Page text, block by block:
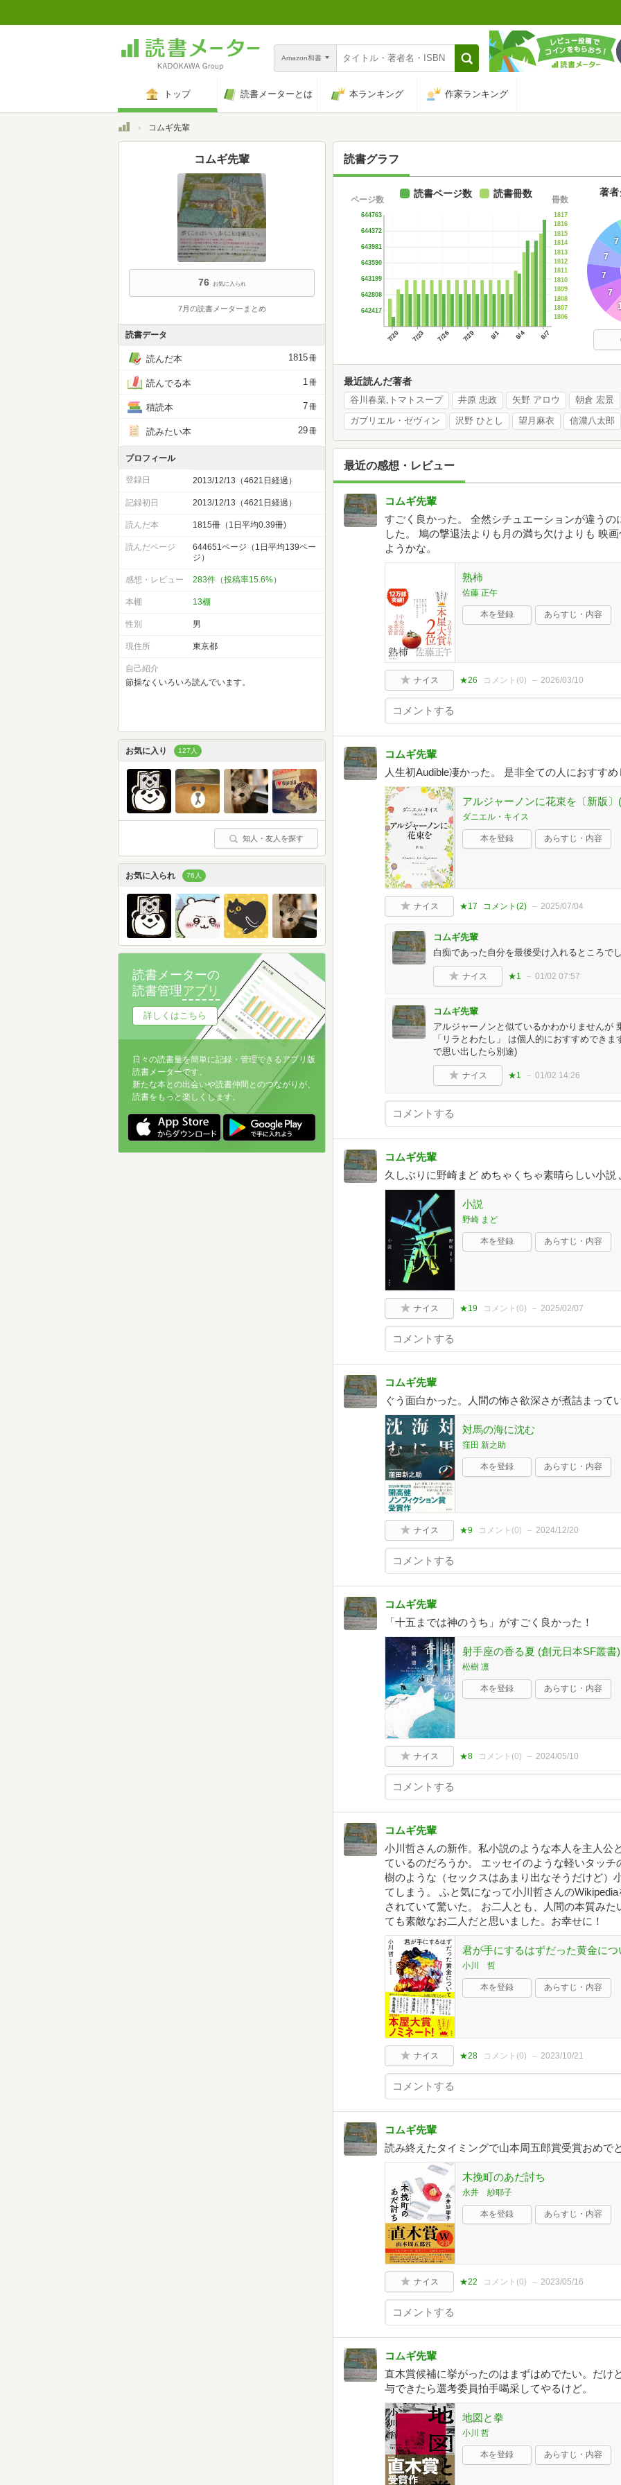
Amazon和書
トップ 読書メーターとは 本ランキング 作家ランキング
トップコムギ先輩
読書グラフ
7/20 7/23 7/26 7/29 8/1 8/4 8/7
642417
642808
643199
643590
643981
644372
644763
ページ数
1806
1807
1808
1809
1810
1811
1812
1813
1814
1815
1816
1817
冊数
読書ページ数 読書冊数
7
7
7
7
著者
最近読んだ著者
谷川春菜,トマトスープ 井原 忠政 矢野 アロウ 朝倉 宏景
ガブリエル・ゼヴィン 沢野 ひとし 望月麻衣 信濃八太郎
最近の感想・レビュー
コムギ先輩
すごく良かった。 全然シチュエーションが違う
した。 鳩の撃退法よりも月の満ち欠けよりも 映
ようかな。
熟柿
佐藤 正午
本を登録 あらすじ・内容
ナイス ★26 コメント(0) 2026/03/10
コムギ先輩
人生初Audible凄かった。 是非全ての人におすす
アルジャーノンに花束を〔新版
ダニエル・キイス
本を登録 あらすじ・内容
ナイス ★17 コメント(2) 2025/07/04
コムギ先輩
白痴であった自分を最後受け入れるところで
ナイス ★1 01/02 07:57
コムギ先輩
アルジャーノンと似ているかわかりませんが
「リラとわたし」 は個人的におすすめでき
で思い出したら別途)
ナイス ★1 01/02 14:26
コムギ先輩
久しぶりに野崎まど めちゃくちゃ素晴らしい小説
小説
野崎 まど
本を登録 あらすじ・内容
ナイス ★19 コメント(0) 2025/02/07
コムギ先輩
ぐう面白かった。人間の怖さ欲深さが煮詰まって
対馬の海に沈む
窪田 新之助
本を登録 あらすじ・内容
ナイス ★9 コメント(0) 2024/12/20
コムギ先輩
「十五までは神のうち」がすごく良かった！
射手座の香る夏 (創元日本SF叢書)
松樹 凛
本を登録 あらすじ・内容
ナイス ★8 コメント(0) 2024/05/10
コムギ先輩
小川哲さんの新作。私小説のような本人を主人公
ているのだろうか。 エッセイのような軽いタッ
樹のような（セックスはあまり出なそうだけど）
てしまう。 ふと気になって小川哲さんの
されていて驚いた。 お二人とも、人間の本質み
ても素敵なお二人だと思いました。お幸せに！
君が手にするはずだった黄金につ
小川 哲
本を登録 あらすじ・内容
ナイス ★28 コメント(0) 2023/10/21
コムギ先輩
読み終えたタイミングで山本周五郎賞受賞おめで
木挽町のあだ討ち
永井 紗耶子
本を登録 あらすじ・内容
ナイス ★22 コメント(0) 2023/05/16
コムギ先輩
直木賞候補に挙がったのはまずはめでたい。だけ
与できたら選考委員拍手喝采してやるけど。
地図と拳
小川 哲
本を登録 あらすじ・内容
コムギ先輩
76 お気に入られ
7月の読書メーターまとめ
読書データ
読んだ本 1815冊
読んでる本 1冊
積読本 7冊
読みたい本 29冊
プロフィール
登録日 2013/12/13（4621日経過）
記録初日 2013/12/13（4621日経過）
読んだ本 1815冊（1日平均0.39冊)
読んだページ
644651ページ（1日平均139ペー
ジ）
感想・レビュー 283件（投稿率15.6%）
本棚 13棚
性別 男
現住所 東京都
自己紹介
節操なくいろいろ読んでいます。
お気に入り 127人
知人・友人を探す
お気に入られ 76人
読書メーターの
読書管理アプリ
詳しくはこちら
日々の読書量を簡単に記録・管理できるアプリ版
読書メーターです。
新たな本との出会いや読書仲間とのつながりが、
読書をもっと楽しくします。